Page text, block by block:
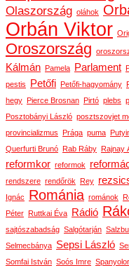
Olaszország oláhok
Orbán Viktor
Oroszország
Kálmán
Pamela Parlament
pestis Petőfi Petőfi-hagyomány
hegy
Pierce Brosnan Pirtó plebs
Posztobányi László posztszovjet
provincializmus
Prága puma
Querfurti Brunó
Rab Ráby Rajnay
reformkor reformok
rendszere rendőrök Rey
Ignác
Románia románok
Péter
Ruttkai Éva Rádió
sajtószabadság Salgótarján
Selmecbánya Sepsi László
Somfai István Soós Imre